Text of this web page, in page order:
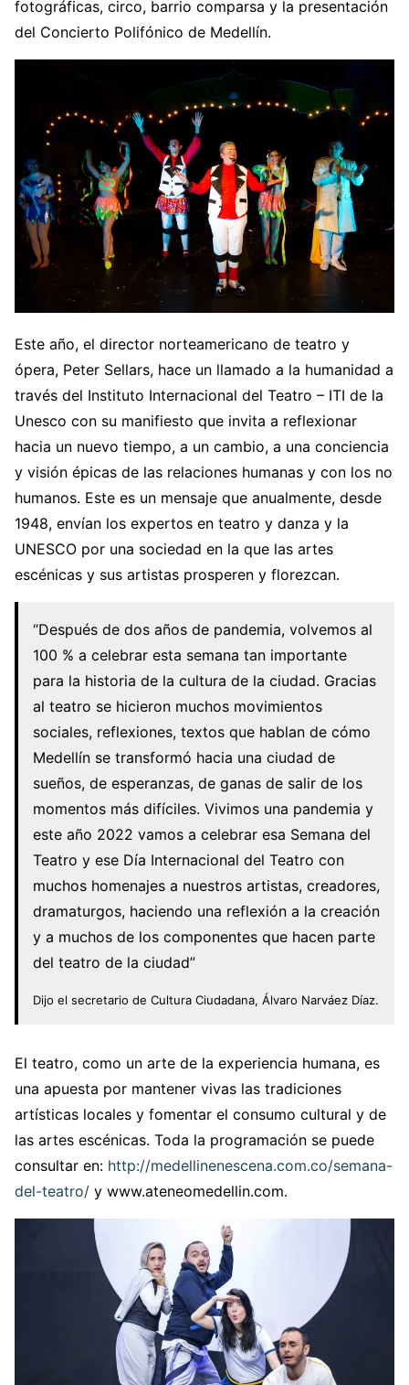
fotográficas, circo, barrio comparsa y la presentación
del Concierto Polifónico de Medellín.
Este año, el director norteamericano de teatro y
ópera, Peter Sellars, hace un llamado a la humanidad a
través del Instituto Internacional del Teatro – ITI de la
Unesco con su manifiesto que invita a reflexionar
hacia un nuevo tiempo, a un cambio, a una conciencia
y visión épicas de las relaciones humanas y con los no
humanos. Este es un mensaje que anualmente, desde
1948, envían los expertos en teatro y danza y la
UNESCO por una sociedad en la que las artes
escénicas y sus artistas prosperen y florezcan.
“Después de dos años de pandemia, volvemos al
100 % a celebrar esta semana tan importante
para la historia de la cultura de la ciudad. Gracias
al teatro se hicieron muchos movimientos
sociales, reflexiones, textos que hablan de cómo
Medellín se transformó hacia una ciudad de
sueños, de esperanzas, de ganas de salir de los
momentos más difíciles. Vivimos una pandemia y
este año 2022 vamos a celebrar esa Semana del
Teatro y ese Día Internacional del Teatro con
muchos homenajes a nuestros artistas, creadores,
dramaturgos, haciendo una reflexión a la creación
y a muchos de los componentes que hacen parte
del teatro de la ciudad”
Dijo el secretario de Cultura Ciudadana, Álvaro Narváez Díaz.
El teatro, como un arte de la experiencia humana, es
una apuesta por mantener vivas las tradiciones
artísticas locales y fomentar el consumo cultural y de
las artes escénicas. Toda la programación se puede
consultar en: http://medellinenescena.com.co/semana-
del-teatro/ y www.ateneomedellin.com.